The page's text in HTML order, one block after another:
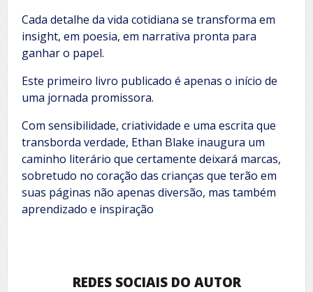
Cada detalhe da vida cotidiana se transforma em
insight, em poesia, em narrativa pronta para
ganhar o papel.
Este primeiro livro publicado é apenas o início de
uma jornada promissora.
Com sensibilidade, criatividade e uma escrita que
transborda verdade, Ethan Blake inaugura um
caminho literário que certamente deixará marcas,
sobretudo no coração das crianças que terão em
suas páginas não apenas diversão, mas também
aprendizado e inspiração
REDES SOCIAIS DO AUTOR